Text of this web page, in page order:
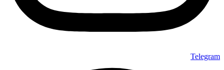
Telegram